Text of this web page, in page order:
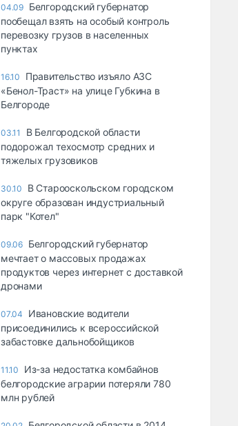
04.09 Белгородский губернатор
пообещал взять на особый контроль
перевозку грузов в населенных
пунктах
16.10
Правительство изъяло АЗС
«Бенол-Траст» на улице Губкина в
Белгороде
03.11
В Белгородской области
подорожал техосмотр средних и
тяжелых грузовиков
30.10
В Старооскольском городском
округе образован индустриальный
парк "Котел"
09.06 Белгородский губернатор
мечтает о массовых продажах
продуктов через интернет с доставкой
дронами
07.04
Ивановские водители
присоединились к всероссийской
забастовке дальнобойщиков
11.10
Из-за недостатка комбайнов
белгородские аграрии потеряли 780
млн рублей